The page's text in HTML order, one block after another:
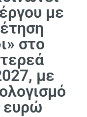
με
στο
με
ευρώ